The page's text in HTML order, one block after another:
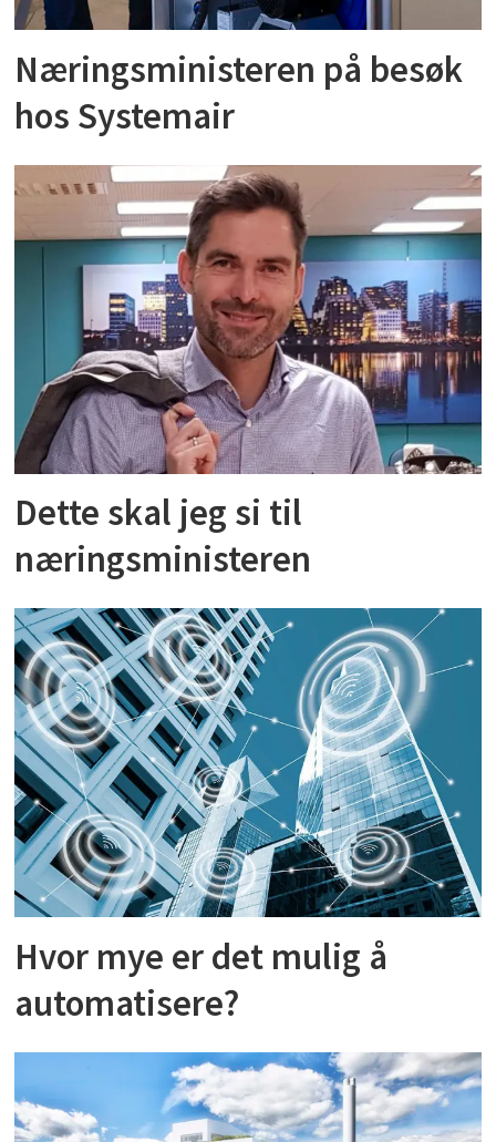
Næringsministeren på besøk
hos Systemair
Dette skal jeg si til
næringsministeren
Hvor mye er det mulig å
automatisere?